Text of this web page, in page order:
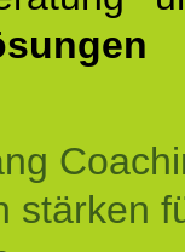
stärken